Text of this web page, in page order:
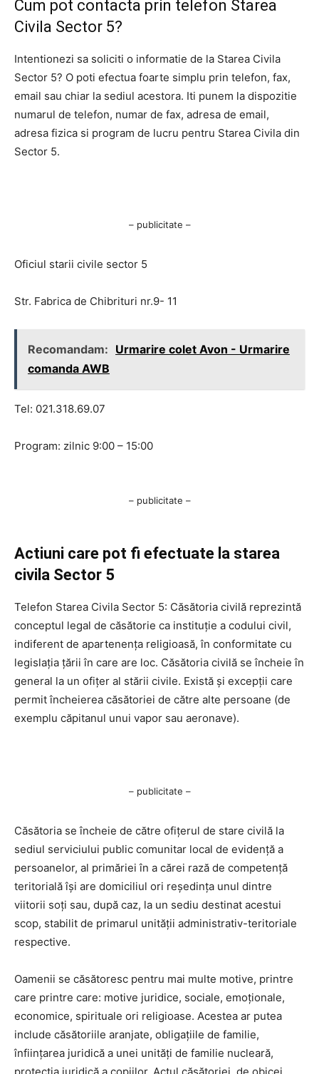
Cum pot contacta prin telefon Starea
Civila Sector 5?
Intentionezi sa soliciti o informatie de la Starea Civila
Sector 5? O poti efectua foarte simplu prin telefon, fax,
email sau chiar la sediul acestora. Iti punem la dispozitie
numarul de telefon, numar de fax, adresa de email,
adresa fizica si program de lucru pentru Starea Civila din
Sector 5.
– publicitate –
Oficiul starii civile sector 5
Str. Fabrica de Chibrituri nr.9- 11
Recomandam: Urmarire colet Avon - Urmarire
comanda AWB
Tel: 021.318.69.07
Program: zilnic 9:00 – 15:00
– publicitate –
Actiuni care pot fi efectuate la starea
civila Sector 5
Telefon Starea Civila Sector 5: Căsătoria civilă reprezintă
conceptul legal de căsătorie ca instituție a codului civil,
indiferent de apartenența religioasă, în conformitate cu
legislația țării în care are loc. Căsătoria civilă se încheie în
general la un ofițer al stării civile. Există și excepții care
permit încheierea căsătoriei de către alte persoane (de
exemplu căpitanul unui vapor sau aeronave).
– publicitate –
Căsătoria se încheie de către ofițerul de stare civilă la
sediul serviciului public comunitar local de evidență a
persoanelor, al primăriei în a cărei rază de competență
teritorială își are domiciliul ori reședința unul dintre
viitorii soți sau, după caz, la un sediu destinat acestui
scop, stabilit de primarul unității administrativ-teritoriale
respective.
Oamenii se căsătoresc pentru mai multe motive, printre
care printre care: motive juridice, sociale, emoționale,
economice, spirituale ori religioase. Acestea ar putea
include căsătoriile aranjate, obligațiile de familie,
înființarea juridică a unei unități de familie nucleară,
protecția juridică a copiilor. Actul căsătoriei, de obicei,